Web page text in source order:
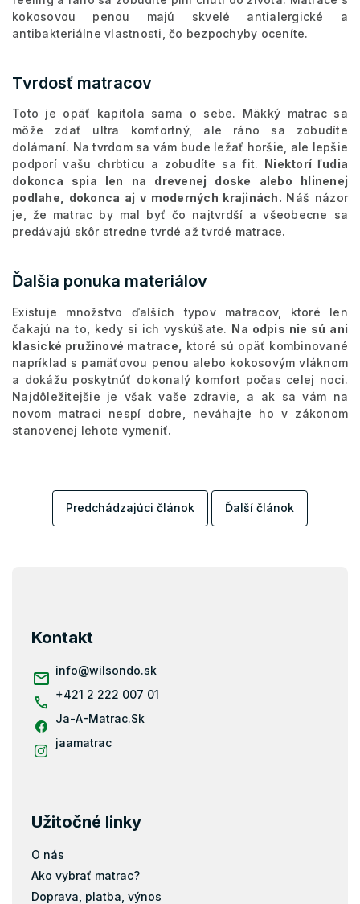
kokosovou penou majú skvelé antialergické a
antibakteriálne vlastnosti, čo bezpochyby oceníte.
Tvrdosť matracov
Toto je opäť kapitola sama o sebe. Mäkký matrac sa
môže zdať ultra komfortný, ale ráno sa zobudíte
dolámaní. Na tvrdom sa vám bude ležať horšie, ale lepšie
podporí vašu chrbticu a zobudíte sa fit. Niektorí ľudia
dokonca spia len na drevenej doske alebo hlinenej
podlahe, dokonca aj v moderných krajinách. Náš názor
je, že matrac by mal byť čo najtvrdší a všeobecne sa
predávajú skôr stredne tvrdé až tvrdé matrace.
Ďalšia ponuka materiálov
Existuje množstvo ďalších typov matracov, ktoré len
čakajú na to, kedy si ich vyskúšate. Na odpis nie sú ani
klasické pružinové matrace,
ktoré sú opäť kombinované
napríklad s pamäťovou penou alebo kokosovým vláknom
a dokážu poskytnúť dokonalý komfort počas celej noci.
Najdôležitejšie je však vaše zdravie, a ak sa vám na
novom matraci nespí dobre, neváhajte ho v zákonom
stanovenej lehote vymeniť.
Predchádzajúci článok Ďalší článok
Kontakt
info@wilsondo.sk
+421 2 222 007 01
Ja-A-Matrac.Sk
jaamatrac
Užitočné linky
O nás
Ako vybrať matrac?
Doprava, platba, výnos